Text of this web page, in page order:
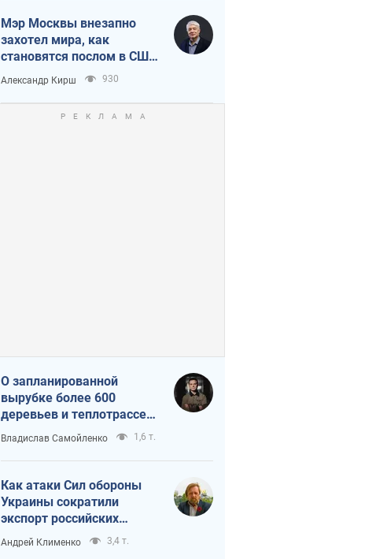
Мэр Москвы внезапно
захотел мира, как
становятся послом в США
и новые украинские топ-
рейтинги
Александр Кирш 930
О запланированной
вырубке более 600
деревьев и теплотрассе:
что происходит на
Теремках в Киеве
Владислав Самойленко 1,6 т.
Как атаки Сил обороны
Украины сократили
экспорт российских
нефтепродуктов
Андрей Клименко 3,4 т.